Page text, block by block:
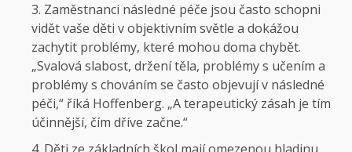
Zaměstnanci následné péče jsou často schopni
vidět vaše děti v objektivním světle a dokážou
zachytit problémy, které mohou doma chybět.
„Svalová slabost, držení těla, problémy s učením a
problémy s chováním se často objevují v následné
péči,“ říká Hoffenberg. „A terapeutický zásah je tím
účinnější, čím dříve začne.“